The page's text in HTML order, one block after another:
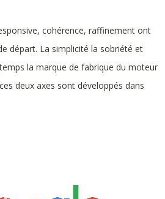
cohérence, raffinement ont
départ. La simplicité la sobriété et
la marque de fabrique du moteur
deux axes sont développés dans